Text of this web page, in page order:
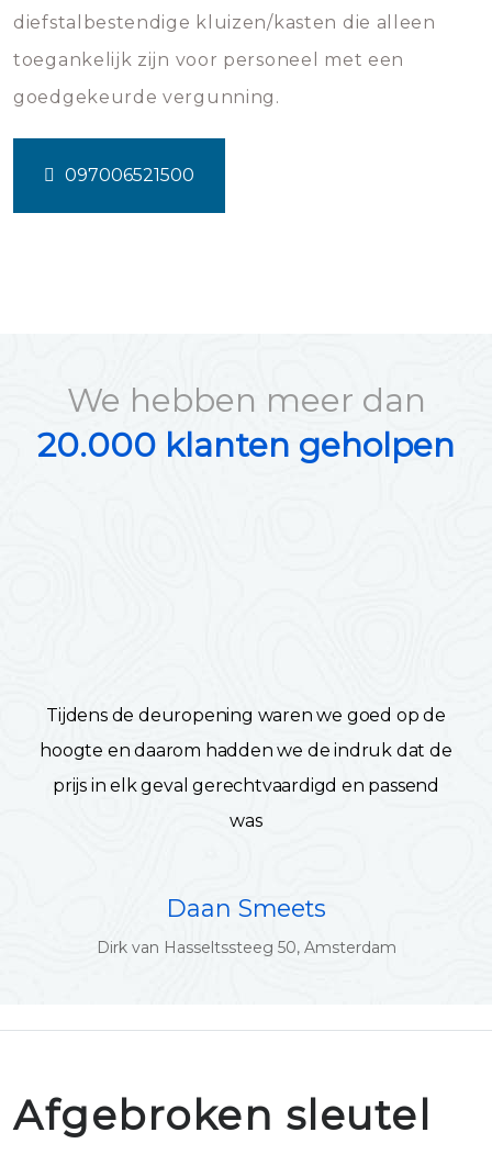
diefstalbestendige kluizen/kasten die alleen
toegankelijk zijn voor personeel met een
goedgekeurde vergunning.
097006521500
We hebben meer dan
20.000 klanten geholpen
Tijdens de deuropening waren we goed op de
hoogte en daarom hadden we de indruk dat de
prijs in elk geval gerechtvaardigd en passend
was
Daan Smeets
Dirk van Hasseltssteeg 50, Amsterdam
Afgebroken sleutel